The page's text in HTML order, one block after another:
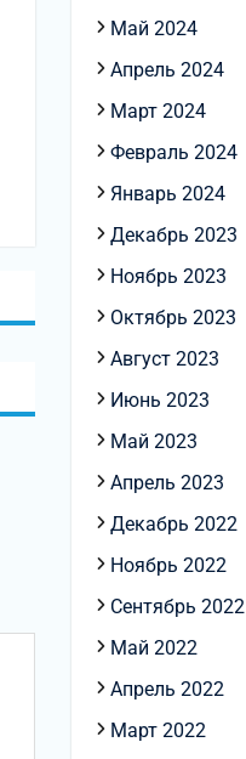
Май 2024
Апрель 2024
Март 2024
Февраль 2024
Январь 2024
Декабрь 2023
Ноябрь 2023
Октябрь 2023
Август 2023
Июнь 2023
Май 2023
Апрель 2023
Декабрь 2022
Ноябрь 2022
Сентябрь 2022
Май 2022
Апрель 2022
Март 2022